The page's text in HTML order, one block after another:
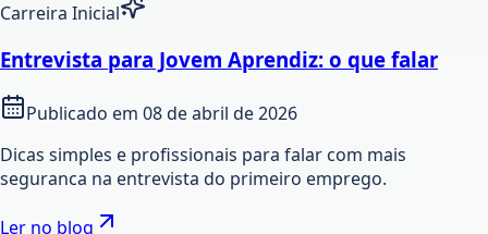
Carreira Inicial
Entrevista para Jovem Aprendiz: o que falar
Publicado em 08 de abril de 2026
Dicas simples e profissionais para falar com mais
seguranca na entrevista do primeiro emprego.
Ler no blog